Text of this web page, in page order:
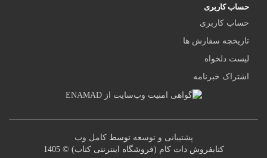
حساب کاربری
حساب کاربری
تاریخچه سفارش ها
لیست دلخواه
اشتراک خبرنامه
پشتیبانی و توسعه توسطکامل وب
کتابفروش دات کام (فروشگاه اینترنتی کتاب) © 1405